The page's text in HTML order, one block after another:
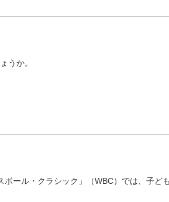
うか。
ール・クラシック」（WBC）では、子ど